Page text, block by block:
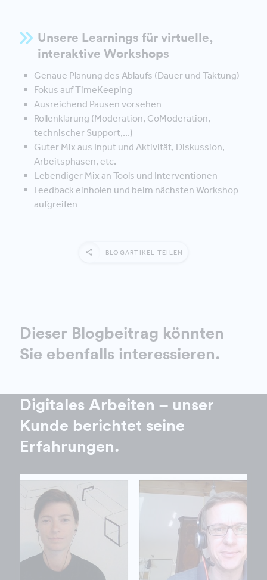
Unsere Learnings für virtuelle,
interaktive Workshops
Genaue Planung des Ablaufs (Dauer und Taktung)
Fokus auf TimeKeeping
Ausreichend Pausen vorsehen
Rollenklärung (Moderation, CoModeration,
technischer Support,...)
Guter Mix aus Input und Aktivität, Diskussion,
Arbeitsphasen, etc.
Lebendiger Mix an Tools und Interventionen
Feedback einholen und beim nächsten Workshop
aufgreifen
BLOGARTIKEL TEILEN
Dieser Blogbeitrag könnten
Sie ebenfalls interessieren.
Digitales Arbeiten – unser
Kunde berichtet seine
Erfahrungen.